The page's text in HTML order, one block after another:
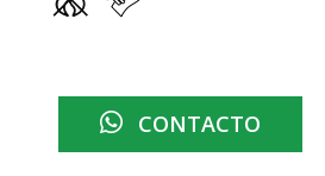
CONTACTO